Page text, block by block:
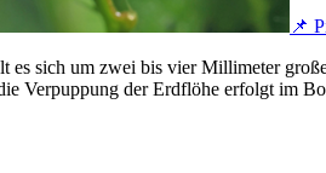
📌
es sich um zwei bis vier Millimeter
Verpuppung der Erdflöhe erfolgt im